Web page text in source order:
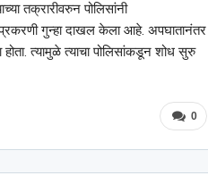
तक्रारीवरुन पोलिसांनी
गुन्हा दाखल केला आहे. अपघातानंतर
त्यामुळे त्याचा पोलिसांकडून शोध सुरु
0